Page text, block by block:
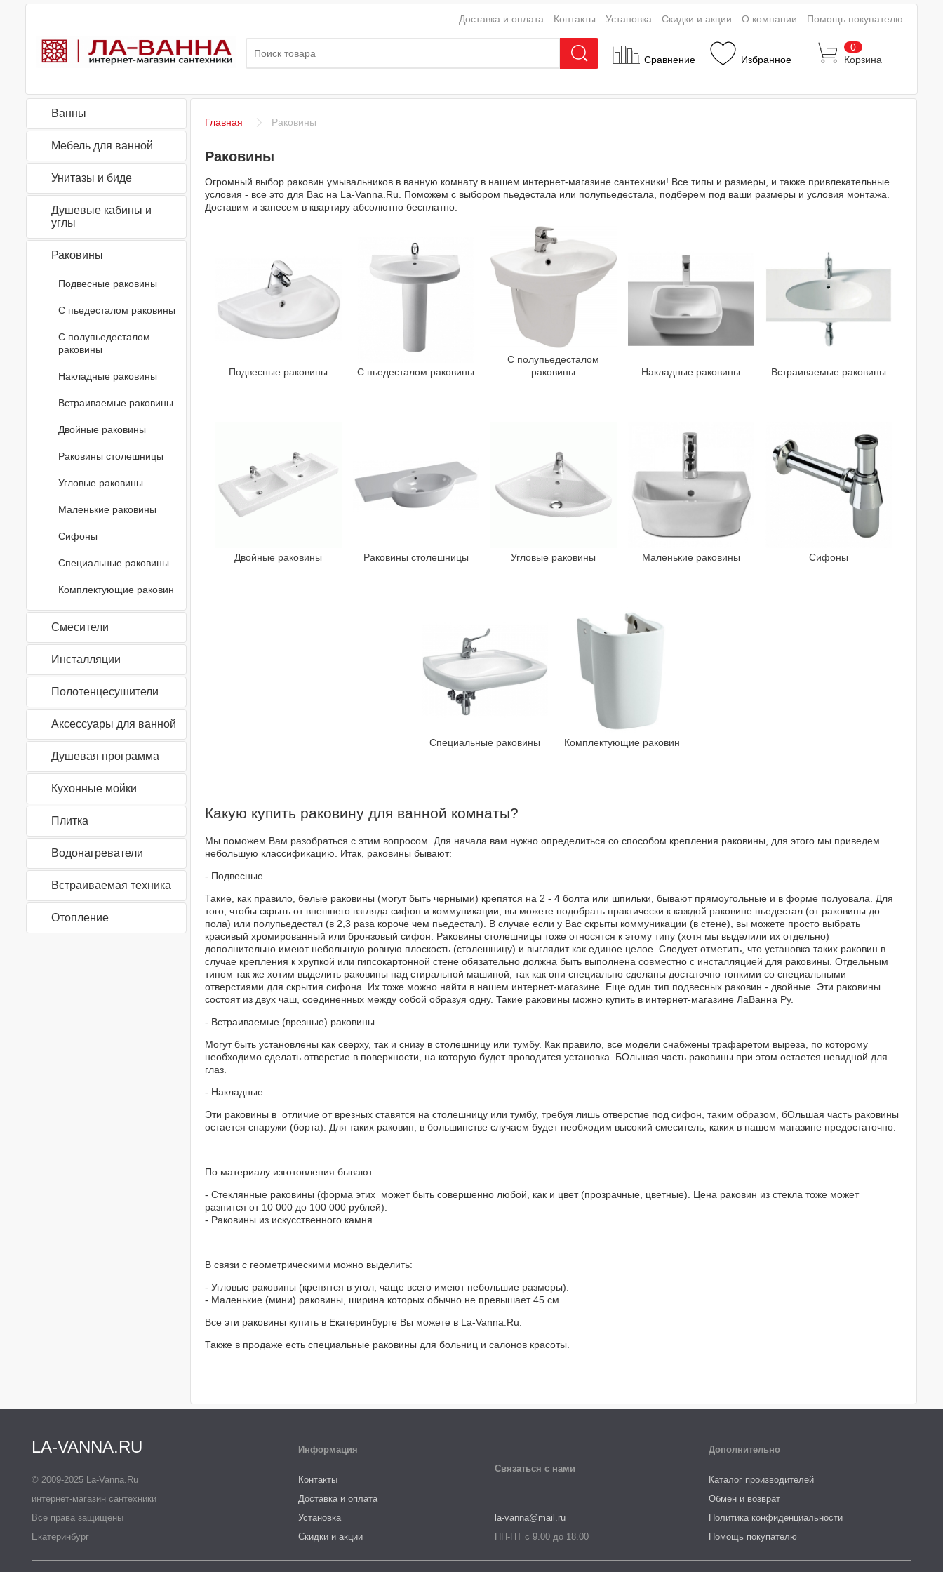
Сравнение Избранное
0
Корзина
Доставка и оплата Контакты Установка Скидки и акции О компании Помощь покупателю
Ванны
Мебель для ванной
Унитазы и биде
Душевые кабины и
углы
Раковины
Подвесные раковины
С пьедесталом раковины
С полупьедесталом
раковины
Накладные раковины
Встраиваемые раковины
Двойные раковины
Раковины столешницы
Угловые раковины
Маленькие раковины
Сифоны
Специальные раковины
Комплектующие раковин
Смесители
Инсталляции
Полотенцесушители
Аксессуары для ванной
Душевая программа
Кухонные мойки
Плитка
Водонагреватели
Встраиваемая техника
Отопление
Главная Раковины
Раковины
Огромный выбор раковин умывальников в ванную комнату в нашем интернет-магазине сантехники! Все типы и размеры, и также привлекательные
условия - все это для Вас на La-Vanna.Ru. Поможем с выбором пьедестала или полупьедестала, подберем под ваши размеры и условия монтажа.
Доставим и занесем в квартиру абсолютно бесплатно.
Подвесные раковины С пьедесталом раковины
С полупьедесталом
раковины
Накладные раковины Встраиваемые раковины
Двойные раковины Раковины столешницы Угловые раковины Маленькие раковины Сифоны
Специальные раковины Комплектующие раковин
Какую купить раковину для ванной комнаты?
Мы поможем Вам разобраться с этим вопросом. Для начала вам нужно определиться со способом крепления раковины, для этого мы приведем
небольшую классификацию. Итак, раковины бывают:
- Подвесные
Такие, как правило, белые раковины (могут быть черными) крепятся на 2 - 4 болта или шпильки, бывают прямоугольные и в форме полуовала. Для
того, чтобы скрыть от внешнего взгляда сифон и коммуникации, вы можете подобрать практически к каждой раковине пьедестал (от раковины до
пола) или полупьедестал (в 2,3 раза короче чем пьедестал). В случае если у Вас скрыты коммуникации (в стене), вы можете просто выбрать
красивый хромированный или бронзовый сифон. Раковины столешницы тоже относятся к этому типу (хотя мы выделили их отдельно)
дополнительно имеют небольшую ровную плоскость (столешницу) и выглядит как единое целое. Следует отметить, что установка таких раковин в
случае крепления к хрупкой или гипсокартонной стене обязательно должна быть выполнена совместно с инсталляцией для раковины. Отдельным
типом так же хотим выделить раковины над стиральной машиной, так как они специально сделаны достаточно тонкими со специальными
отверстиями для скрытия сифона. Их тоже можно найти в нашем интернет-магазине. Еще один тип подвесных раковин - двойные. Эти раковины
состоят из двух чаш, соединенных между собой образуя одну. Такие раковины можно купить в интернет-магазине ЛаВанна Ру.
- Встраиваемые (врезные) раковины
Могут быть установлены как сверху, так и снизу в столешницу или тумбу. Как правило, все модели снабжены трафаретом выреза, по которому
необходимо сделать отверстие в поверхности, на которую будет проводится установка. БОльшая часть раковины при этом остается невидной для
глаз.
- Накладные
Эти раковины в отличие от врезных ставятся на столешницу или тумбу, требуя лишь отверстие под сифон, таким образом, бОльшая часть раковины
остается снаружи (борта). Для таких раковин, в большинстве случаем будет необходим высокий смеситель, каких в нашем магазине предостаточно.
По материалу изготовления бывают:
- Стеклянные раковины (форма этих может быть совершенно любой, как и цвет (прозрачные, цветные). Цена раковин из стекла тоже может
разнится от 10 000 до 100 000 рублей).
- Раковины из искусственного камня.
В связи с геометрическими можно выделить:
- Угловые раковины (крепятся в угол, чаще всего имеют небольшие размеры).
- Маленькие (мини) раковины, ширина которых обычно не превышает 45 см.
Все эти раковины купить в Екатеринбурге Вы можете в La-Vanna.Ru.
Также в продаже есть специальные раковины для больниц и салонов красоты.
LA-VANNA.RU
© 2009-2025 La-Vanna.Ru
интернет-магазин сантехники
Все права защищены
Екатеринбург
Информация
Контакты
Доставка и оплата
Установка
Скидки и акции
Связаться с нами
la-vanna@mail.ru
ПН-ПТ с 9.00 до 18.00
Дополнительно
Каталог производителей
Обмен и возврат
Политика конфиденциальности
Помощь покупателю